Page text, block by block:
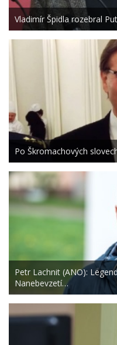
Vladimír Špidla rozebral
Po Škromachových
Petr Lachnit (ANO):
Nanebevzetí…